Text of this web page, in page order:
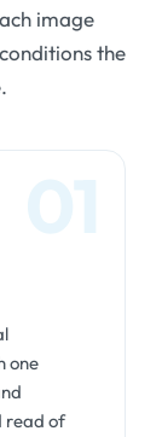
image
the
.
one
read of